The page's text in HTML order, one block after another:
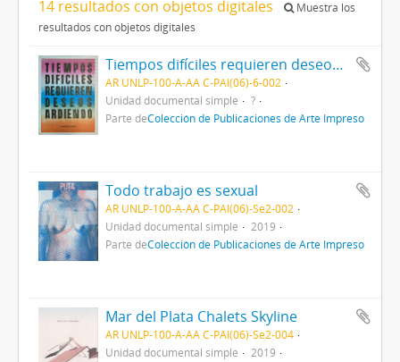
14 resultados con objetos digitales
Muestra los
resultados con objetos digitales
Tiempos difíciles requieren deseos ardiendo
AR UNLP-100-A-AA C-PAI(06)-6-002
Unidad documental simple
?
Parte deColección de Publicaciones de Arte Impreso
Todo trabajo es sexual
AR UNLP-100-A-AA C-PAI(06)-Se2-002
Unidad documental simple
2019
Parte deColección de Publicaciones de Arte Impreso
Mar del Plata Chalets Skyline
AR UNLP-100-A-AA C-PAI(06)-Se2-004
Unidad documental simple
2019